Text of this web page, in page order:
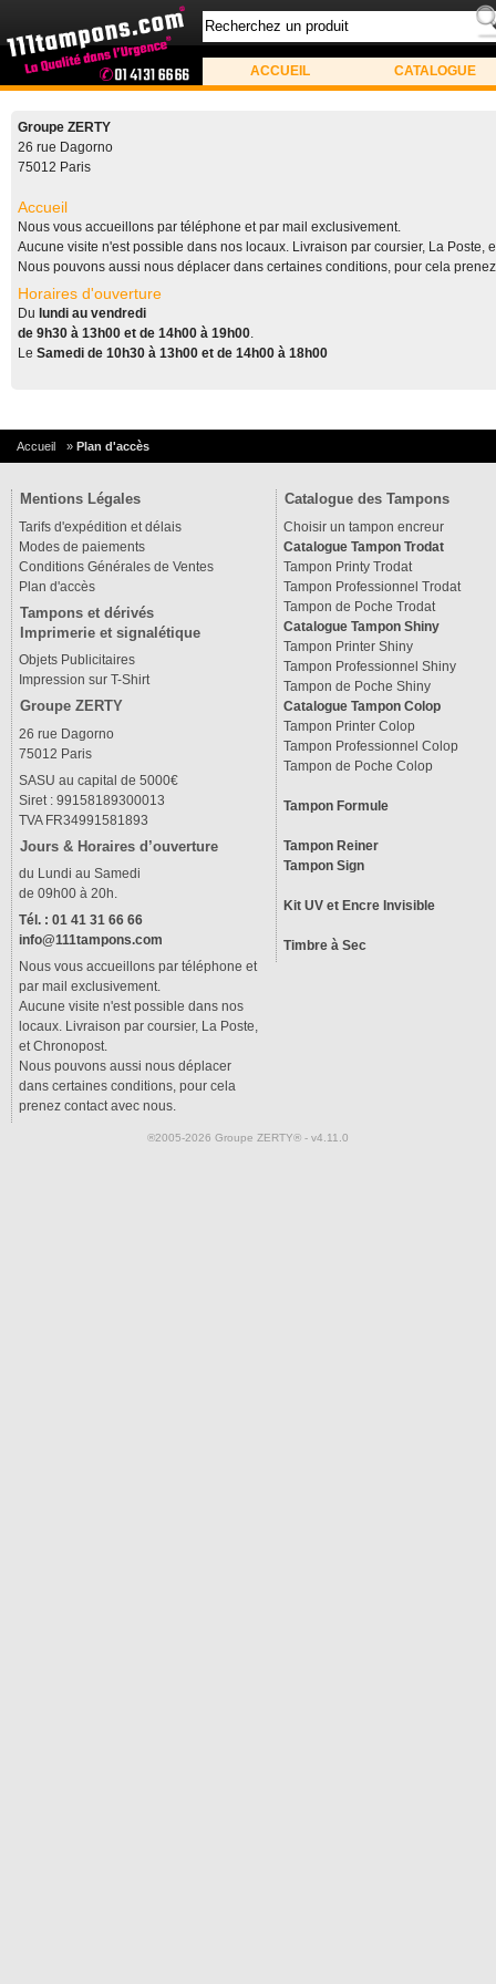
ACCUEIL CATALOGUE
Groupe ZERTY
26 rue Dagorno
75012 Paris
Accueil
Nous vous accueillons par téléphone et par mail exclusivement.
Aucune visite n'est possible dans nos locaux. Livraison par coursier, La Poste,
Nous pouvons aussi nous déplacer dans certaines conditions, pour cela
Horaires d'ouverture
Du lundi au vendredi
de 9h30 à 13h00 et de 14h00 à 19h00.
Le Samedi de 10h30 à 13h00 et de 14h00 à 18h00
Accueil » Plan d'accès
Mentions Légales
Tarifs d'expédition et délais
Modes de paiements
Conditions Générales de Ventes
Plan d'accès
Tampons et dérivés
Imprimerie et signalétique
Objets Publicitaires
Impression sur T-Shirt
Groupe ZERTY
26 rue Dagorno
75012 Paris
SASU au capital de 5000€
Siret : 99158189300013
TVA FR34991581893
Jours & Horaires d’ouverture
du Lundi au Samedi
de 09h00 à 20h.
Tél. : 01 41 31 66 66
info@111tampons.com
Nous vous accueillons par téléphone et
par mail exclusivement.
Aucune visite n'est possible dans nos
locaux. Livraison par coursier, La Poste,
et Chronopost.
Nous pouvons aussi nous déplacer
dans certaines conditions, pour cela
prenez contact avec nous.
Catalogue des Tampons
Choisir un tampon encreur
Catalogue Tampon Trodat
Tampon Printy Trodat
Tampon Professionnel Trodat
Tampon de Poche Trodat
Catalogue Tampon Shiny
Tampon Printer Shiny
Tampon Professionnel Shiny
Tampon de Poche Shiny
Catalogue Tampon Colop
Tampon Printer Colop
Tampon Professionnel Colop
Tampon de Poche Colop
Tampon Formule
Tampon Reiner
Tampon Sign
Kit UV et Encre Invisible
Timbre à Sec
®2005-2026 Groupe ZERTY® - v4.11.0